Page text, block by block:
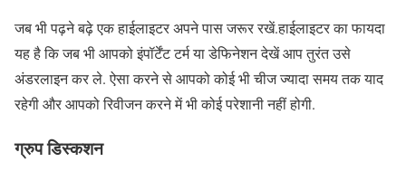
जब भी पढ़ने बढ़े एक हाईलाइटर अपने पास जरूर रखें.हाईलाइटर का फायदा
यह है कि जब भी आपको इंपॉर्टेंट टर्म या डेफिनेशन देखें आप तुरंत उसे
अंडरलाइन कर ले. ऐसा करने से आपको कोई भी चीज ज्यादा समय तक याद
रहेगी और आपको रिवीजन करने में भी कोई परेशानी नहीं होगी.
ग्रुप डिस्कशन